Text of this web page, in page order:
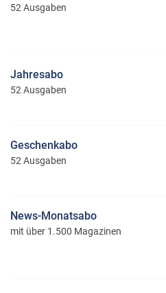
52 Ausgaben
Jahresabo
52 Ausgaben
Geschenkabo
52 Ausgaben
News-Monatsabo
mit über 1.500 Magazinen